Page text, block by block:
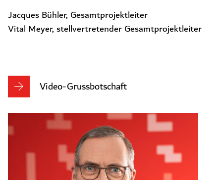
Jacques Bühler, Gesamtprojektleiter
Vital Meyer, stellvertretender Gesamtprojektleiter
Video-Grussbotschaft